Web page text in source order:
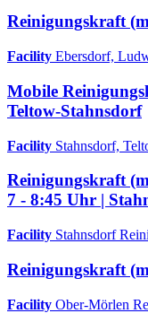
Reinigungskraft
Facility Ebersdorf,
Mobile
Teltow-Stahnsdorf
Facility Stahnsdorf,
Reinigungskraft
7 - 8:45 Uhr |
Facility Stahnsdorf
Reinigungskraft
Facility Ober-Mörlen